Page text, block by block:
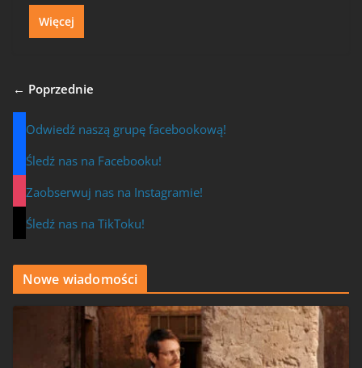
Więcej
← Poprzednie
Odwiedź naszą grupę facebookową!
Śledź nas na Facebooku!
Zaobserwuj nas na Instagramie!
Śledź nas na TikToku!
Nowe wiadomości